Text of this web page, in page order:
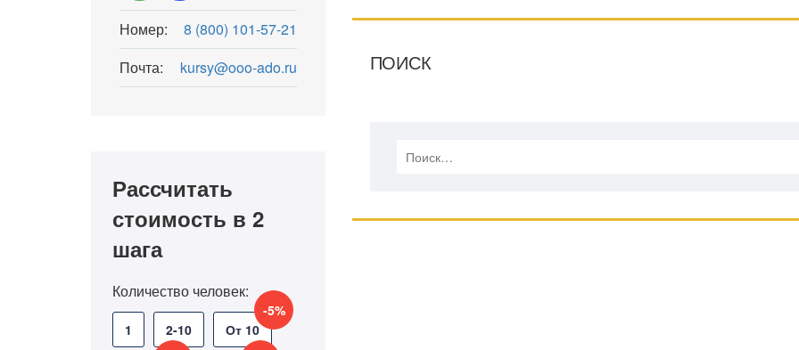
Номер:
8 (800) 101-57-21
Почта:
kursy@ooo-ado.ru
Рассчитать
стоимость в 2
шага
Количество человек:
1 2-10 От 10
-5%
ПОИСК